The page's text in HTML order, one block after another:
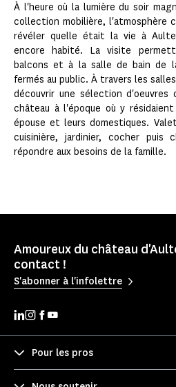
À l'heure où la lumière du soir
collection mobilière, l'atmosphère
révéler quelle était la vie à
encore habité. La visite
balcons et à la salle de bain de
fermés au public. À travers les
découvrir une sélection
château à l'époque où y
épouse et leurs domestiques.
cuisinière, jardinier, cocher puis
répondre aux besoins de la famille.
Amoureux du château
contact !
S'abonner à l'infolettre
Pour les pros